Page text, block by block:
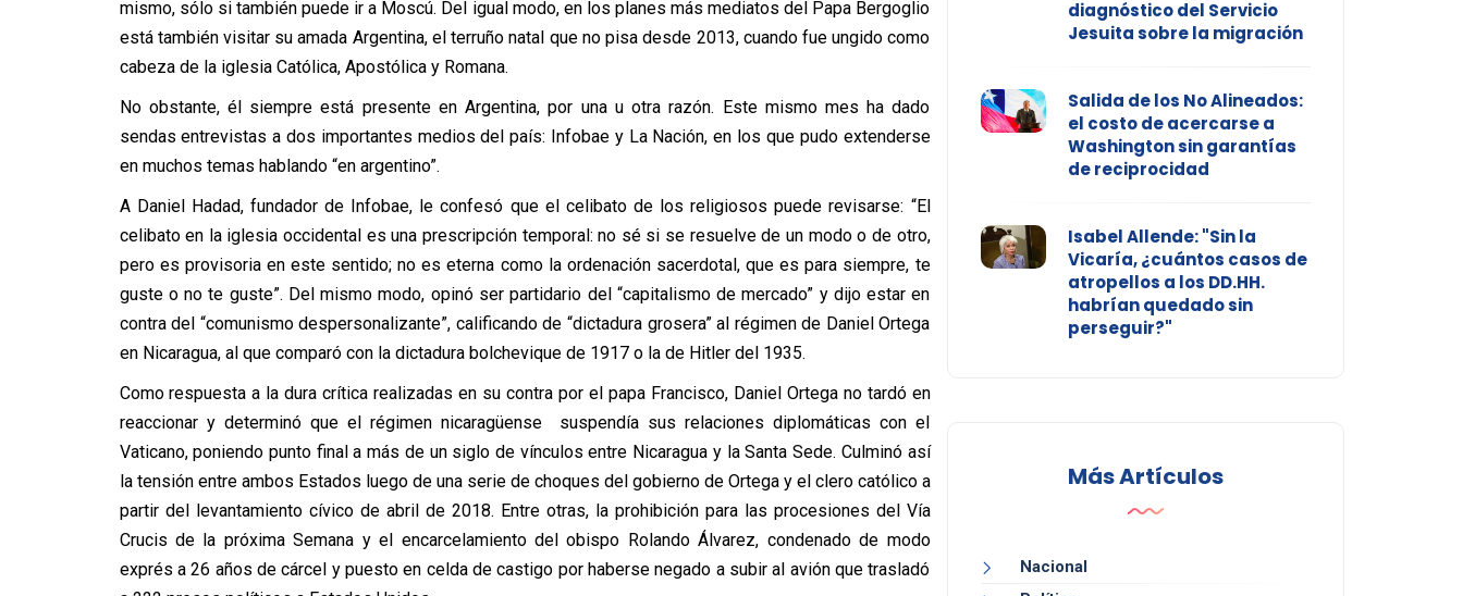
mismo, sólo si también puede ir a Moscú. Del igual modo, en los planes más mediatos del Papa Bergoglio
está también visitar su amada Argentina, el terruño natal que no pisa desde 2013, cuando fue ungido como
cabeza de la iglesia Católica, Apostólica y Romana.
No obstante, él siempre está presente en Argentina, por una u otra razón. Este mismo mes ha dado
sendas entrevistas a dos importantes medios del país: Infobae y La Nación, en los que pudo extenderse
en muchos temas hablando “en argentino”.
A Daniel Hadad, fundador de Infobae, le confesó que el celibato de los religiosos puede revisarse: “El
celibato en la iglesia occidental es una prescripción temporal: no sé si se resuelve de un modo o de otro,
pero es provisoria en este sentido; no es eterna como la ordenación sacerdotal, que es para siempre, te
guste o no te guste”. Del mismo modo, opinó ser partidario del “capitalismo de mercado” y dijo estar en
contra del “comunismo despersonalizante”, calificando de “dictadura grosera” al régimen de Daniel Ortega
en Nicaragua, al que comparó con la dictadura bolchevique de 1917 o la de Hitler del 1935.
Como respuesta a la dura crítica realizadas en su contra por el papa Francisco, Daniel Ortega no tardó en
reaccionar y determinó que el régimen nicaragüense suspendía sus relaciones diplomáticas con el
Vaticano, poniendo punto final a más de un siglo de vínculos entre Nicaragua y la Santa Sede. Culminó así
la tensión entre ambos Estados luego de una serie de choques del gobierno de Ortega y el clero católico a
partir del levantamiento cívico de abril de 2018. Entre otras, la prohibición para las procesiones del Vía
Crucis de la próxima Semana y el encarcelamiento del obispo Rolando Álvarez, condenado de modo
exprés a 26 años de cárcel y puesto en celda de castigo por haberse negado a subir al avión que trasladó
diagnóstico del Servicio
Jesuita sobre la migración
Salida de los No Alineados:
el costo de acercarse a
Washington sin garantías
de reciprocidad
Isabel Allende: "Sin la
Vicaría, ¿cuántos casos de
atropellos a los DD.HH.
habrían quedado sin
perseguir?"
Más Artículos
Nacional